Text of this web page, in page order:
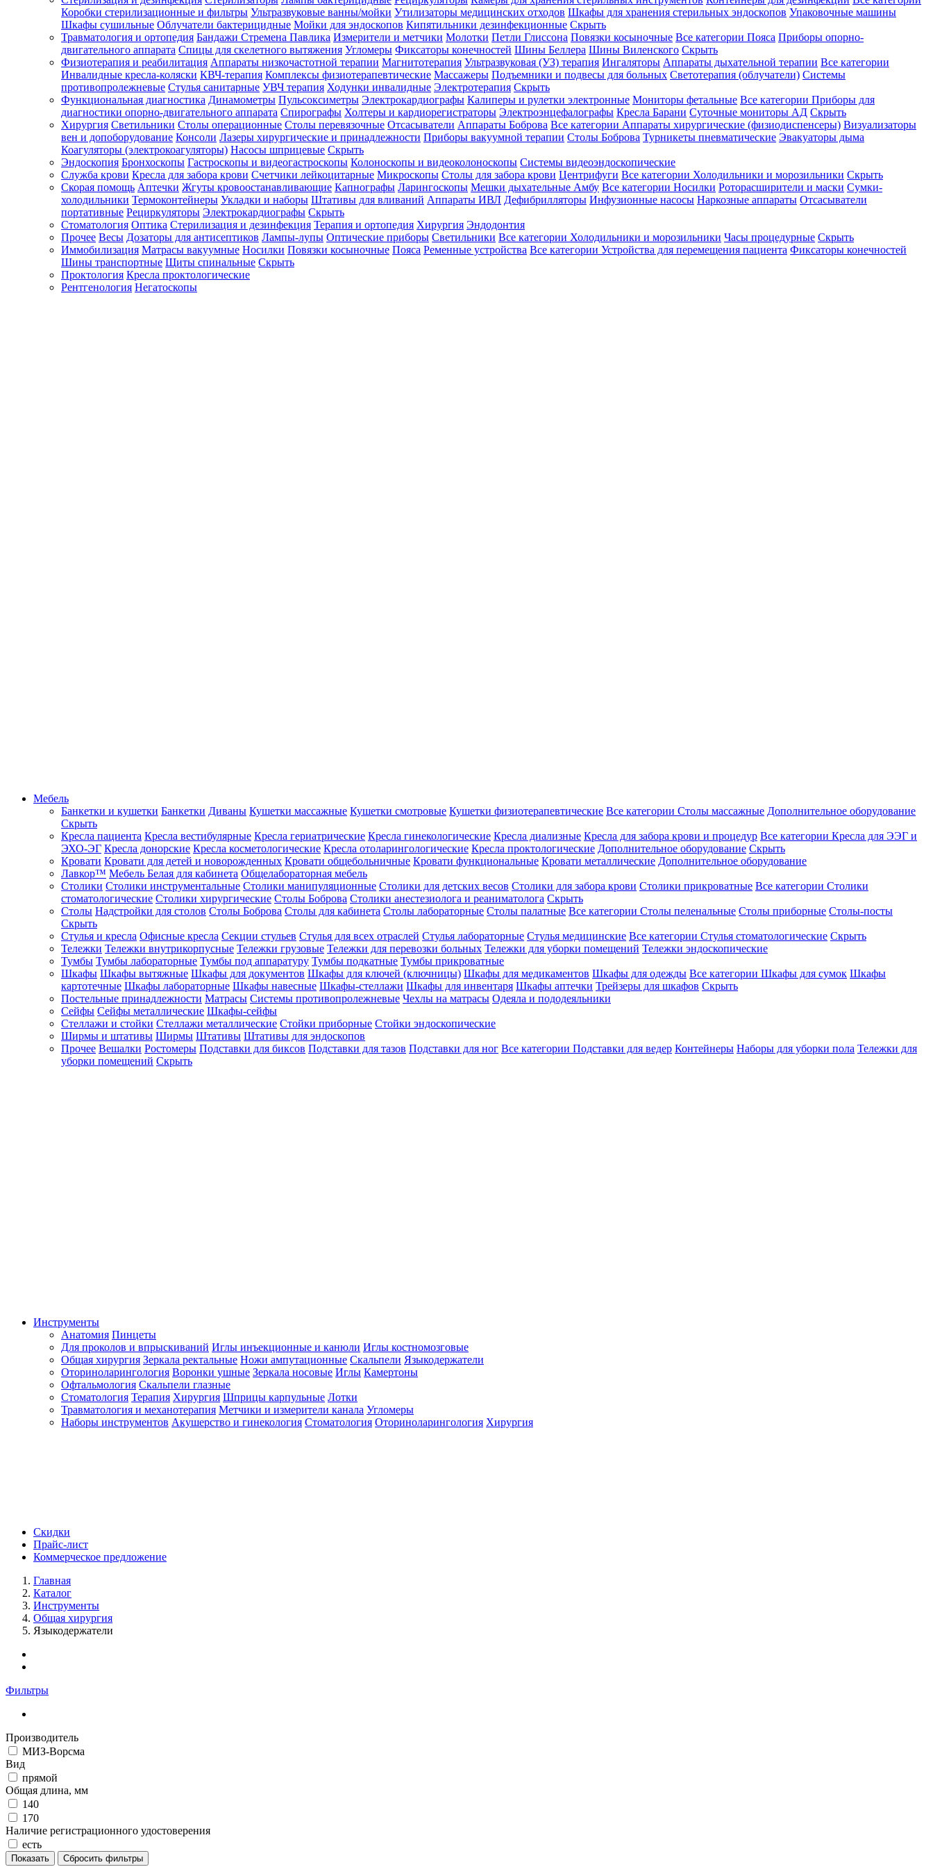
Зарегистрироваться
Зачем
регистрироваться?
Все
покупки
в
одном
месте
Личный
менеджер
Отслеживание
статуса
заказа
Коробки стерилизационные и фильтры Ультразвуковые ванны/мойки Утилизаторы медицинских отходов Шкафы для хранения стерильных эндоскопов Упаковочные машины
Шкафы сушильные Облучатели бактерицидные Мойки для эндоскопов Кипятильники дезинфекционные Скрыть
Травматология и ортопедия Бандажи Стремена Павлика Измерители и метчики Молотки Петли Глиссона Повязки косыночные Все категории Пояса Приборы опорно-
двигательного аппарата Спицы для скелетного вытяжения Угломеры Фиксаторы конечностей Шины Беллера Шины Виленского Скрыть
Физиотерапия и реабилитация Аппараты низкочастотной терапии Магнитотерапия Ультразвуковая (УЗ) терапия Ингаляторы Аппараты дыхательной терапии Все категории
Инвалидные кресла-коляски КВЧ-терапия Комплексы физиотерапевтические Массажеры Подъемники и подвесы для больных Светотерапия (облучатели) Системы
противопролежневые Стулья санитарные УВЧ терапия Ходунки инвалидные Электротерапия Скрыть
Функциональная диагностика Динамометры Пульсоксиметры Электрокардиографы Калиперы и рулетки электронные Мониторы фетальные Все категории Приборы для
диагностики опорно-двигательного аппарата Спирографы Холтеры и кардиорегистраторы Электроэнцефалографы Кресла Барани Суточные мониторы АД Скрыть
Хирургия Светильники Столы операционные Столы перевязочные Отсасыватели Аппараты Боброва Все категории Аппараты хирургические (физиодиспенсеры) Визуализаторы
вен и допоборудование Консоли Лазеры хирургические и принадлежности Приборы вакуумной терапии Столы Боброва Турникеты пневматические Эвакуаторы дыма
Коагуляторы (электрокоагуляторы) Насосы шприцевые Скрыть
Эндоскопия Бронхоскопы Гастроскопы и видеогастроскопы Колоноскопы и видеоколоноскопы Системы видеоэндоскопические
Служба крови Кресла для забора крови Счетчики лейкоцитарные Микроскопы Столы для забора крови Центрифуги Все категории Холодильники и морозильники Скрыть
Скорая помощь Аптечки Жгуты кровоостанавливающие Капнографы Ларингоскопы Мешки дыхательные Амбу Все категории Носилки Роторасширители и маски Сумки-
холодильники Термоконтейнеры Укладки и наборы Штативы для вливаний Аппараты ИВЛ Дефибрилляторы Инфузионные насосы Наркозные аппараты Отсасыватели
портативные Рециркуляторы Электрокардиографы Скрыть
Стоматология Оптика Стерилизация и дезинфекция Терапия и ортопедия Хирургия Эндодонтия
Прочее Весы Дозаторы для антисептиков Лампы-лупы Оптические приборы Светильники Все категории Холодильники и морозильники Часы процедурные Скрыть
Иммобилизация Матрасы вакуумные Носилки Повязки косыночные Пояса Ременные устройства Все категории Устройства для перемещения пациента Фиксаторы конечностей
Шины транспортные Щиты спинальные Скрыть
Проктология Кресла проктологические
Рентгенология Негатоскопы
Мебель
Банкетки и кушетки Банкетки Диваны Кушетки массажные Кушетки смотровые Кушетки физиотерапевтические Все категории Столы массажные Дополнительное оборудование
Скрыть
Кресла пациента Кресла вестибулярные Кресла гериатрические Кресла гинекологические Кресла диализные Кресла для забора крови и процедур Все категории Кресла для ЭЭГ и
ЭХО-ЭГ Кресла донорские Кресла косметологические Кресла отоларингологические Кресла проктологические Дополнительное оборудование Скрыть
Кровати Кровати для детей и новорожденных Кровати общебольничные Кровати функциональные Кровати металлические Дополнительное оборудование
Лавкор™ Мебель Белая для кабинета Общелабораторная мебель
Столики Столики инструментальные Столики манипуляционные Столики для детских весов Столики для забора крови Столики прикроватные Все категории Столики
стоматологические Столики хирургические Столы Боброва Столики анестезиолога и реаниматолога Скрыть
Столы Надстройки для столов Столы Боброва Столы для кабинета Столы лабораторные Столы палатные Все категории Столы пеленальные Столы приборные Столы-посты
Скрыть
Стулья и кресла Офисные кресла Секции стульев Стулья для всех отраслей Стулья лабораторные Стулья медицинские Все категории Стулья стоматологические Скрыть
Тележки Тележки внутрикорпусные Тележки грузовые Тележки для перевозки больных Тележки для уборки помещений Тележки эндоскопические
Тумбы Тумбы лабораторные Тумбы под аппаратуру Тумбы подкатные Тумбы прикроватные
Шкафы Шкафы вытяжные Шкафы для документов Шкафы для ключей (ключницы) Шкафы для медикаментов Шкафы для одежды Все категории Шкафы для сумок Шкафы
картотечные Шкафы лабораторные Шкафы навесные Шкафы-стеллажи Шкафы для инвентаря Шкафы аптечки Трейзеры для шкафов Скрыть
Постельные принадлежности Матрасы Системы противопролежневые Чехлы на матрасы Одеяла и пододеяльники
Сейфы Сейфы металлические Шкафы-сейфы
Стеллажи и стойки Стеллажи металлические Стойки приборные Стойки эндоскопические
Ширмы и штативы Ширмы Штативы Штативы для эндоскопов
Прочее Вешалки Ростомеры Подставки для биксов Подставки для тазов Подставки для ног Все категории Подставки для ведер Контейнеры Наборы для уборки пола Тележки для
уборки помещений Скрыть
Инструменты
Анатомия Пинцеты
Для проколов и впрыскиваний Иглы инъекционные и канюли Иглы костномозговые
Общая хирургия Зеркала ректальные Ножи ампутационные Скальпели Языкодержатели
Оториноларингология Воронки ушные Зеркала носовые Иглы Камертоны
Офтальмология Скальпели глазные
Стоматология Терапия Хирургия Шприцы карпульные Лотки
Травматология и механотерапия Метчики и измерители канала Угломеры
Наборы инструментов Акушерство и гинекология Стоматология Оториноларингология Хирургия
Скидки
Прайс-лист
Коммерческое предложение
Главная
Каталог
Инструменты
Общая хирургия
Языкодержатели
Фильтры
Производитель
МИЗ-Ворсма
Вид
прямой
Общая длина, мм
140
170
Наличие регистрационного удостоверения
есть